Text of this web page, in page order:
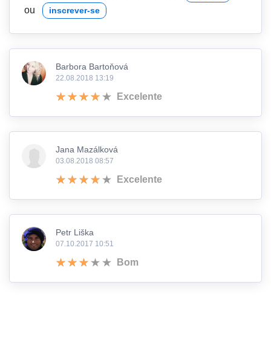
ou inscrever-se
Barbora Bartoňová
22.08.2018 13:19
Excelente
Jana Mazálková
03.08.2018 08:57
Excelente
Petr Liška
07.10.2017 10:51
Bom